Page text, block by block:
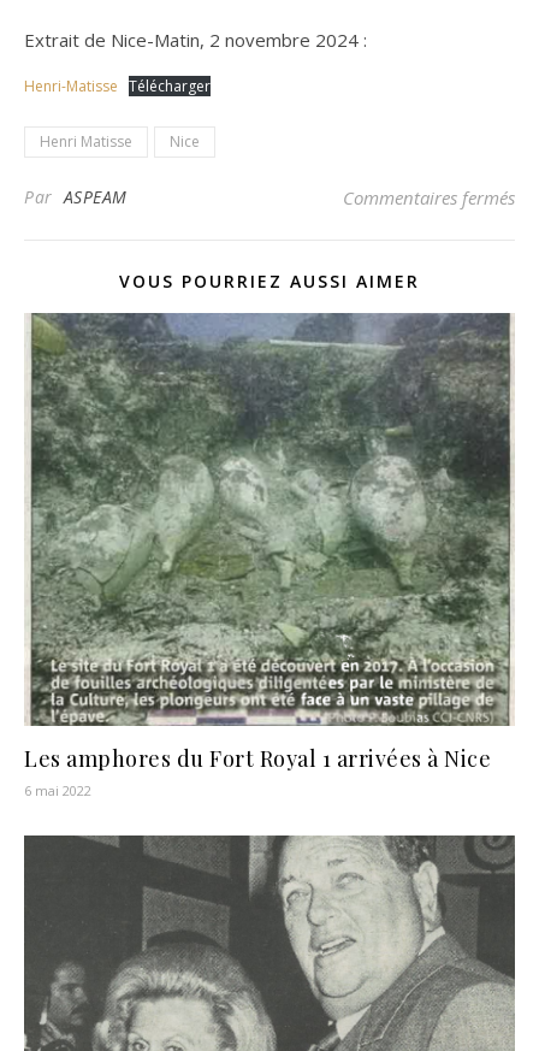
Extrait de Nice-Matin, 2 novembre 2024 :
Henri-Matisse Télécharger
Henri Matisse Nice
ParASPEAM Commentaires fermés
VOUS POURRIEZ AUSSI AIMER
Les amphores du Fort Royal 1 arrivées à Nice
6 mai 2022